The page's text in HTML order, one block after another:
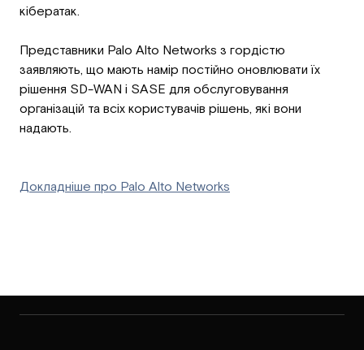
кібератак.
Представники Palo Alto Networks з гордістю
заявляють, що мають намір постійно оновлювати їх
рішення SD-WAN і SASE для обслуговування
організацій та всіх користувачів рішень, які вони
надають.
Докладніше про Palo Alto Networks